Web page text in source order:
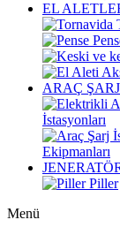
EL
ARAÇ
İstasyonları
Ekipmanları
Piller
Menü